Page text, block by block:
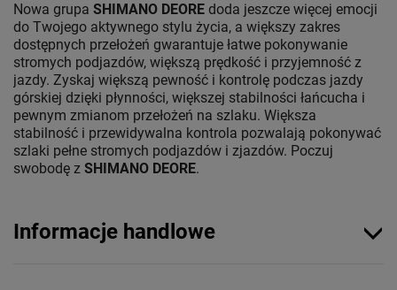
Nowa grupa SHIMANO DEORE doda jeszcze więcej emocji
do Twojego aktywnego stylu życia, a większy zakres
dostępnych przełożeń gwarantuje łatwe pokonywanie
stromych podjazdów, większą prędkość i przyjemność z
jazdy. Zyskaj większą pewność i kontrolę podczas jazdy
górskiej dzięki płynności, większej stabilności łańcucha i
pewnym zmianom przełożeń na szlaku. Większa
stabilność i przewidywalna kontrola pozwalają pokonywać
szlaki pełne stromych podjazdów i zjazdów. Poczuj
swobodę z SHIMANO DEORE.
Informacje handlowe